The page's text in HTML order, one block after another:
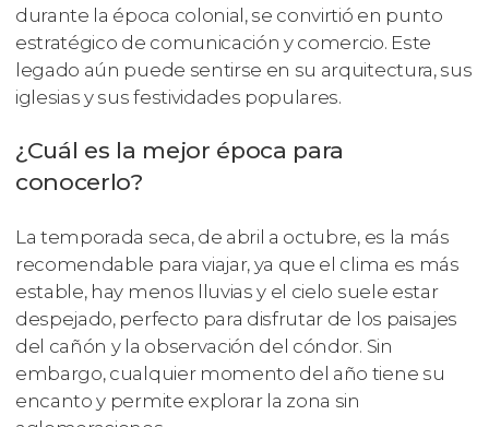
durante la época colonial, se convirtió en punto
estratégico de comunicación y comercio. Este
legado aún puede sentirse en su arquitectura, sus
iglesias y sus festividades populares.
¿Cuál es la mejor época para
conocerlo?
La temporada seca, de abril a octubre, es la más
recomendable para viajar, ya que el clima es más
estable, hay menos lluvias y el cielo suele estar
despejado, perfecto para disfrutar de los paisajes
del cañón y la observación del cóndor. Sin
embargo, cualquier momento del año tiene su
encanto y permite explorar la zona sin